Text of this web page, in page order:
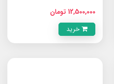
MWH-80
12,500,000 تومان
خرید